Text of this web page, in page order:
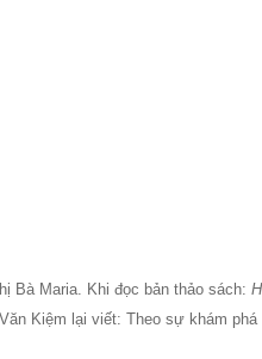
Bà Maria. Khi đọc bản thảo sách:
Kiệm lại viết: Theo sự khám phá